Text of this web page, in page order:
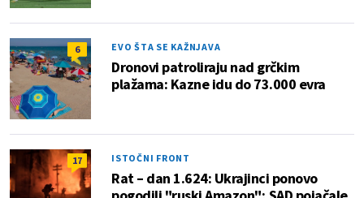
6 EVO ŠTA SE KAŽNJAVA
Dronovi patroliraju nad grčkim
plažama: Kazne idu do 73.000 evra
17 ISTOČNI FRONT
Rat – dan 1.624: Ukrajinci ponovo